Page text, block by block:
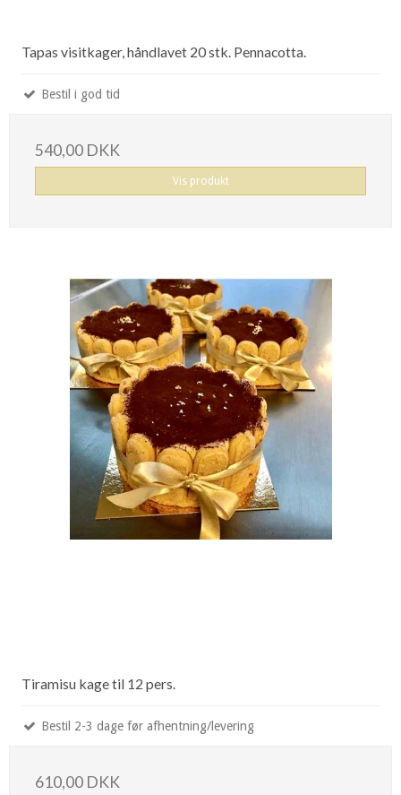
Tapas visitkager, håndlavet 20 stk. Pennacotta.
Bestil i god tid
540,00 DKK
Vis produkt
Tiramisu kage til 12 pers.
Bestil 2-3 dage før afhentning/levering
610,00 DKK